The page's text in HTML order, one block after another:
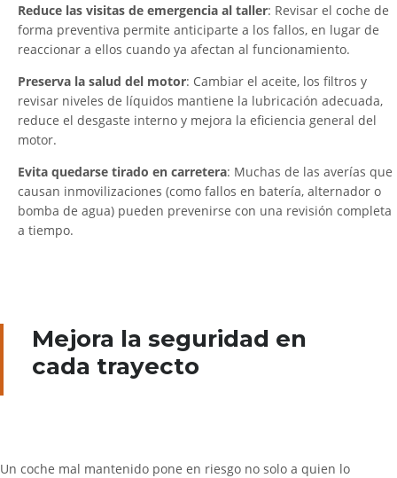
Reduce las visitas de emergencia al taller: Revisar el coche de
forma preventiva permite anticiparte a los fallos, en lugar de
reaccionar a ellos cuando ya afectan al funcionamiento.
Preserva la salud del motor: Cambiar el aceite, los filtros y
revisar niveles de líquidos mantiene la lubricación adecuada,
reduce el desgaste interno y mejora la eficiencia general del
motor.
Evita quedarse tirado en carretera: Muchas de las averías que
causan inmovilizaciones (como fallos en batería, alternador o
bomba de agua) pueden prevenirse con una revisión completa
a tiempo.
Mejora la seguridad en
cada trayecto
Un coche mal mantenido pone en riesgo no solo a quien lo